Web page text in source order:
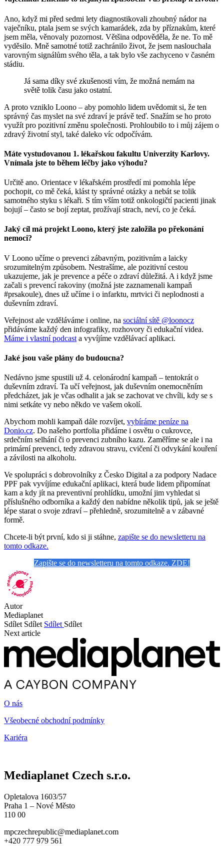
Ano, když mi před sedmi lety diagnostikovali zhoubný nádor na
vaječníku, ptala jsem se svých kamarádek, zda by příznakům, které
jsem měla, věnovaly pozornost. Většina odpověděla, že ne. To mě
vyděsilo. Mně samotné totiž zachránilo život, že jsem naslouchala
varovným signálům svého těla, a tak bylo vše zachyceno v časném
stádiu.
Já sama díky své zkušenosti vím, že možná nemám na
světě tolik času jako ostatní.
A proto vzniklo Loono – aby pomohlo lidem uvědomit si, že ten
správný čas myslet na své zdraví je právě teď. Snažím se ho proto
využít pro pozitivní změnu společnosti. Prohloubilo to i můj zájem o
zdravý životní styl, také daleko víc odpočívám.
Máte vystudovanou 1. lékařskou fakultu Univerzity Karlovy.
Vnímala jste to během léčby jako výhodu?
Určitě ano. Orientace v lékařském prostředí mi pomohla lépe
pochopit, co mě čeká, klást ty správné otázky a nebát se tolik
samotného styku s lékaři. S tím vším totiž onkologičtí pacienti jinak
bojují – často se bojí zeptat, prožívají strach, neví, co je čeká.
Jaký cíl má projekt Loono, který jste založila po překonání
nemoci?
V Loono učíme o prevenci zábavným, pozitivním a laicky
srozumitelným způsobem. Nestrašíme, ale pozitivní cestou
ukazujeme, jak je prevence a péče o zdraví důležitá. A i když jsme
začali s prevencí rakoviny (možná jste zaznamenali kampaň
#prsakoule), dnes už učíme i o infarktu, mrtvici či neplodnosti a
duševním zdraví.
Veřejnost ale vzděláváme i online, na sociální sítě @loonocz
přidáváme každý den infografiky, rozhovory či edukační videa.
Máme i vlastní podcast a vyvíjíme vzdělávací aplikaci.
Jaké jsou vaše plány do budoucna?
Nedávno jsme spustili už 4. celonárodní kampaň – tentokrát o
duševním zdraví. Ta učí veřejnost, jak duševním onemocněním
předcházet, jak je včas odhalit a jak se zachovat ve chvíli, kdy se s
nimi setkáte vy nebo někdo ve vašem okolí.
Abychom mohli kampaň dále rozvíjet, vybíráme peníze na
Donio.cz. Do našeho portfolia přidáme i osvětu o cukrovce,
srdečním selhání či o prevenci zubního kazu. Zaměříme se ale i na
primární prevenci, tedy zdravou stravu, cvičení či odvykání kouření
a závilosti na alkoholu.
Ve spolupráci s dobrovolníky z Česko Digital a za podpory Nadace
PPF pak vyvíjíme edukační aplikaci, která bude lidem připomínat
kam a kdy jít na preventivní prohlídku, umožní jim vyhledat si
příslušného odborníka a každý den nabídne několik tipů, jak se ještě
lépe starat o svoje zdraví – přehledně, srozumitelně a v zábavné
formě.
Chcete-li být první, kdo si ji stáhne, zapište se do newsletteru na
tomto odkaze.
Zapište se do newsletteru na tomto odkaze. ZDE!
Autor
Mediaplanet
Sdílet Sdílet Sdílet Sdílet
Next article
O nás
Všeobecné obchodní podmínky
Kariéra
Mediaplanet Czech s.r.o.
Opletalova 1603/57
Praha 1 – Nové Město
110 00
mpczechrepublic@mediaplanet.com
+420 777 979 561